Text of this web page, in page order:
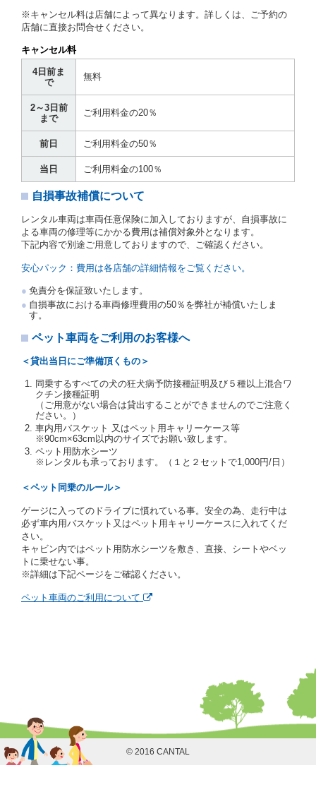
貸渡契約を締結するものとします。ただし、貸し渡す
ことができるレンタカーがない場合又は借受人若しく
は運転者が第８条第１項若しくは第２項各号のいずれ
かに該当する場合を除きます。
貸渡契約を締結した場合、借受人は当社に第１0条第
１項に定める貸渡料金を支払うものとします。
運転者の義務と定められた事項を遵守するものとしま
す。
当社は、監督官庁の基本通達（注１）に基づき、貸渡
運転者の氏名、住所、運転免許の種類及び運転免許証
写しを添付するため、貸渡契約の締結にあたり、借受
人に対し、借受人の指定する運転者（以下「運転者」
といいます。）の運転免許証の提示を求めるほか、そ
の写しの提出を求めることがあります。この場合、借
受人は、自己が運転者であるときは自己の運転免許証
の運転免許証を提示するものとします。
交通局長通達「レンタカーに関する基本通達」（自
旅第138号 平成7年6月13日）の２．(10)及び(11)の
注２）運転免許証とは、道路交通法第９２条に規定
される運転免許証のうち、道路交通法施行規則第１
９条別記様式第１４の書式の運転免許証をいいま
す。
当社は、貸渡契約の締結にあたり、借受人及び運転者
に対し、運転免許証のほかに本人確認ができる書類の
提示を求め、及び提出された書類の写しをとることが
あります。
当社は、貸渡契約の締結にあたり、借受期間中に借受
人及び運転者と連絡するための携帯電話番号等の告知
を求めます。
レジットカード若しくは現金による支払いを求め、又
借受人は契約後の借受期間の延長はできないものとし
ます。
当社は、借受人又は運転者が前3項に従わない場合
は、貸渡契約の締結を拒絶するとともに、予約を取消
すことができるものとします。なお、この場合の予約
申込金等の扱いについては、第4条第5項を適用するも
のとします。
有していないとき、又は運転免許証の提示をせず、
もしくは当社が求めたにもかかわらず、その運転者
の運転免許証の写しの提出に同意しないとき。 ②
酒気を帯びていると認められるとき。
③ 麻薬、覚せい剤、シンナー、危険ドラッグ等によ
る中毒症状等を呈していると認められるとき。
④ チャイルドシートがないにもかかわらず６才未満
※キャンセル料は店舗によって異なります。詳しくは、ご予約の
店舗に直接お問合せください。
キャンセル料
4日前ま
で
無料
2～3日前
まで
ご利用料金の20％
前日 ご利用料金の50％
当日 ご利用料金の100％
自損事故補償について
レンタル車両は車両任意保険に加入しておりますが、自損事故に
よる車両の修理等にかかる費用は補償対象外となります。
下記内容で別途ご用意しておりますので、ご確認ください。
安心パック：費用は各店舗の詳細情報をご覧ください。
免責分を保証致いたします。
自損事故における車両修理費用の50％を弊社が補償いたしま
す。
ペット車両をご利用のお客様へ
＜貸出当日にご準備頂くもの＞
同乗するすべての犬の狂犬病予防接種証明及び５種以上混合ワ
クチン接種証明
（ご用意がない場合は貸出することができませんのでご注意く
ださい。）
車内用バスケット 又はペット用キャリーケース等
※90cm×63cm以内のサイズでお願い致します。
ペット用防水シーツ
※レンタルも承っております。（１と２セットで1,000円/日）
＜ペット同乗のルール＞
ゲージに入ってのドライブに慣れている事。安全の為、走行中は
必ず車内用バスケット又はペット用キャリーケースに入れてくだ
さい。
キャビン内ではペット用防水シーツを敷き、直接、シートやベッ
トに乗せない事。
※詳細は下記ページをご確認ください。
ペット車両のご利用について
© 2016 CANTAL